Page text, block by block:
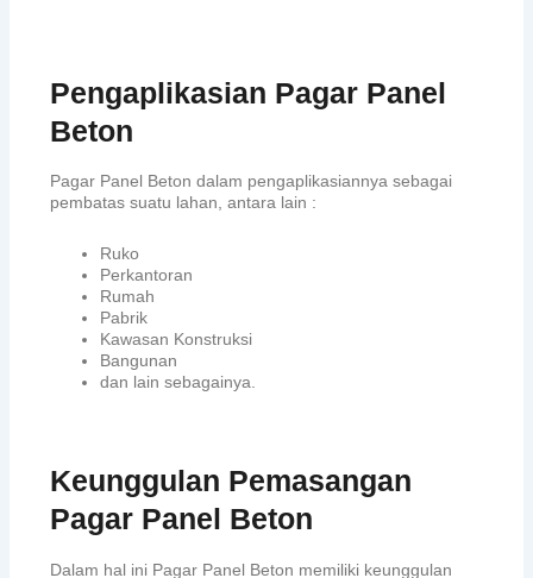
Pengaplikasian Pagar Panel
Beton
Pagar Panel Beton dalam pengaplikasiannya sebagai
pembatas suatu lahan, antara lain :
Ruko
Perkantoran
Rumah
Pabrik
Kawasan Konstruksi
Bangunan
dan lain sebagainya.
Keunggulan Pemasangan
Pagar Panel Beton
Dalam hal ini Pagar Panel Beton memiliki keunggulan